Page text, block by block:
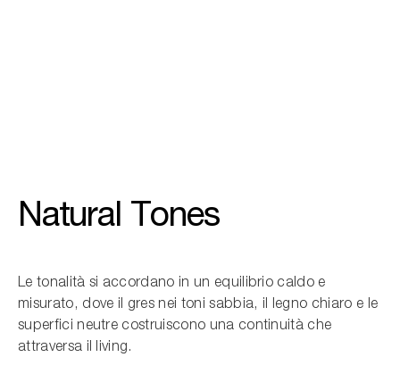
Natural Tones
Le tonalità si accordano in un equilibrio caldo e
misurato, dove il gres nei toni sabbia, il legno chiaro e le
superfici neutre costruiscono una continuità che
attraversa il living.